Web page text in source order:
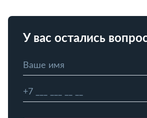
У вас остались